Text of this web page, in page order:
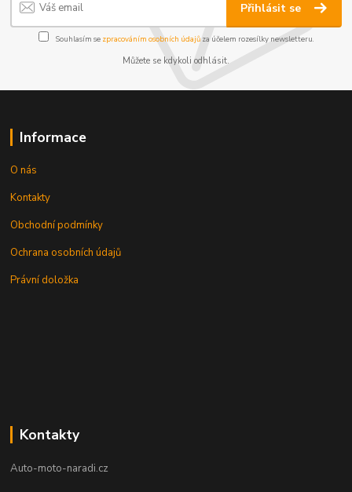
Přihlásit se
Souhlasím se zpracováním osobních údajůza účelem rozesílky newsletteru.
Můžete se kdykoli odhlásit.
Informace
O nás
Kontakty
Obchodní podmínky
Ochrana osobních údajů
Právní doložka
Kontakty
Auto-moto-naradi.cz